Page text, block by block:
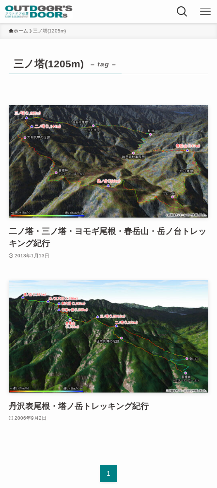
ホーム 三ノ塔(1205m)
三ノ塔(1205m) – tag –
二ノ塔・三ノ塔・ヨモギ尾根・春岳山・岳ノ台トレッ
キング紀行
2013年1月13日
丹沢表尾根・塔ノ岳トレッキング紀行
2006年9月2日
1